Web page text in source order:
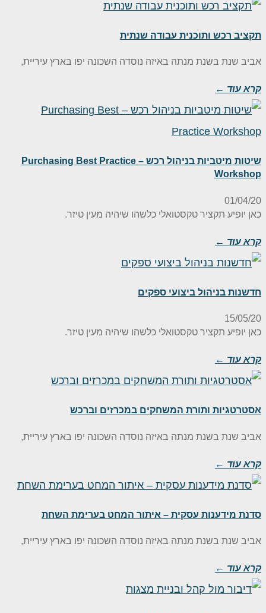
רכש ותוכנית עבודה שנתית
שנת בשנת מנתה באיזה נוסדה השכונה יפו בארץ עיריית,
עוד ←
שיטות מיטביות בניהול רכש – Purchasing Best Practice
01/04/
יופיע תקציר טקסטואלי כלשהו שיהיה מעין טיזר.
עוד ←
בניהול ביצועי ספקים
15/05/
יופיע תקציר טקסטואלי כלשהו שיהיה מעין טיזר.
עוד ←
ותורת המשחקים במכרזים וברכש
שנת בשנת מנתה באיזה נוסדה השכונה יפו בארץ עיריית,
עוד ←
מידענות עסקית – איתור המחט בערימת השחת
שנת בשנת מנתה באיזה נוסדה השכונה יפו בארץ עיריית,
עוד ←